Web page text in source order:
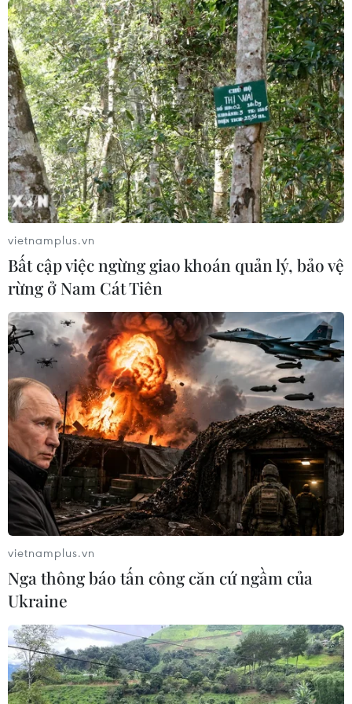
sau khi điều trị khỏi COVID-19
22/04/2020 04:26
Trong cuộc điện đàm, hai nhà lãnh đạo đã thảo luận
các biện pháp phối hợp trên quy mô toàn cầu nhằm đối
phó với đại dịch COVID-19, trong đó nhấn mạnh đến
việc mở cửa lại nền kinh tế các nước.
vietnamplus.vn
Bất cập việc ngừng giao khoán quản lý, bảo vệ
rừng ở Nam Cát Tiên
vietnamplus.vn
Nga thông báo tấn công căn cứ ngầm của
Ukraine